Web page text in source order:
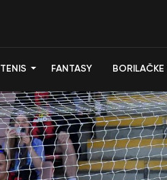
TENIS FANTASY BORILAČKE